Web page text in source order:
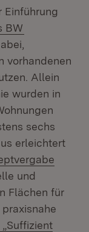
neuem Fenster)
Einführung
BW
vorhandenen
Allein
wurden in
sechs
erleichtert
Fenster)
und
Flächen für
Extern:
„Suffizient